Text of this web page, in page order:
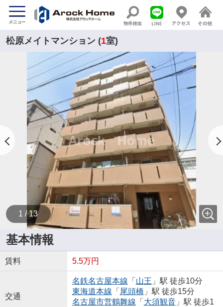
松原メイトマンション (1室)
1 / 13
基本情報
賃料 5.5万円
交通
名鉄名古屋本線 「 山王 」駅 徒歩10分
東海道本線 「 尾頭橋 」駅 徒歩15分
名古屋市営鶴舞線 「 大須観音」駅 徒歩1